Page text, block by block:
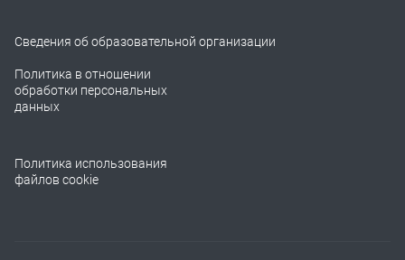
Сведения об образовательной организации
Политика в отношении
обработки персональных
данных
Политика использования
файлов cookie